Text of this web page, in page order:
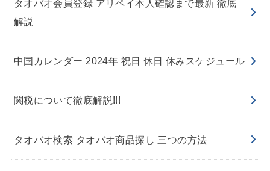
タオバオ会員登録 アリペイ本人確認まで最新 徹底
解説
中国カレンダー 2024年 祝日 休日 休みスケジュール
関税について徹底解説!!!
タオバオ検索 タオバオ商品探し 三つの方法